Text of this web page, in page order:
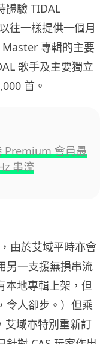
體驗 TIDAL
往一樣提供一個月
專輯的主要
歌手及主要獨立
首。
Premium 會員最
串流
由於艾域平時亦會
另一支援無損串流
本地專輯上架，但
令人卻步。）但乘
艾域亦特別重新訂